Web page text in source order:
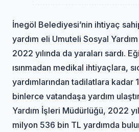
İnegöl Belediyesi’nin ihtiyaç
yardım eli Umuteli Sosyal
2022 yılında da yaraları sardı.
ısınmadan medikal ihtiyaçlara,
yardımlarından tadilatlara kadar
binlerce vatandaşa yardım
Yardım İşleri Müdürlüğü, 2022
milyon 536 bin TL yardımda